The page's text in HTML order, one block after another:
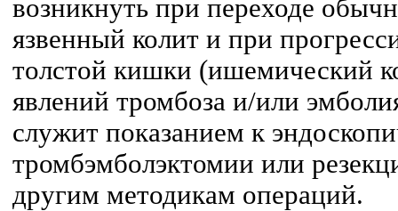
возникнуть при переходе
язвенный колит и при
толстой кишки (ишемический
явлений тромбоза и/или
служит показанием к
тромбэмболэктомии или
другим методикам операций.